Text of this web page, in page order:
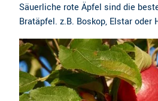
Säuerliche rote Äpfel sind die
Bratäpfel. z.B. Boskop, Elstar oder